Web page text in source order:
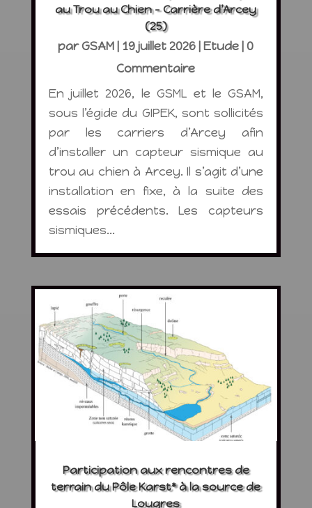
au Trou au Chien – Carrière d’Arcey
(25)
parGSAM | 19 juillet 2026 |Etude | 0
Commentaire
En juillet 2026, le GSML et le GSAM,
sous l’égide du GIPEK, sont sollicités
par les carriers d’Arcey afin
d’installer un capteur sismique au
trou au chien à Arcey. Il s’agit d’une
installation en fixe, à la suite des
essais précédents. Les capteurs
sismiques...
Participation aux rencontres de
terrain du Pôle Karst* à la source de
Lougres